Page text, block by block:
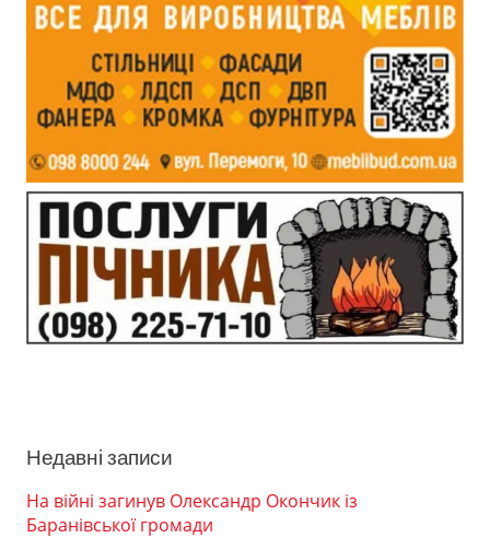
Недавні записи
На війні загинув Олександр Окончик із
Баранівської громади